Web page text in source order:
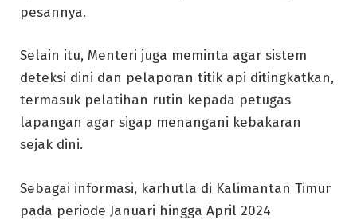
pesannya.
Selain itu, Menteri juga meminta agar sistem
deteksi dini dan pelaporan titik api ditingkatkan,
termasuk pelatihan rutin kepada petugas
lapangan agar sigap menangani kebakaran
sejak dini.
Sebagai informasi, karhutla di Kalimantan Timur
pada periode Januari hingga April 2024